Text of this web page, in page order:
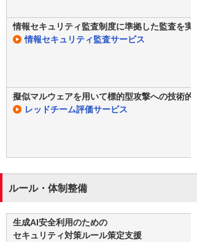
情報セキュリティ監査制度に準拠した監査を実
情報セキュリティ監査サービス
擬似マルウェアを用いて標的型攻撃への技術的
レッドチーム評価サービス
ルール・体制整備
生成AI安全利用のための
セキュリティ対策ルール策定支援